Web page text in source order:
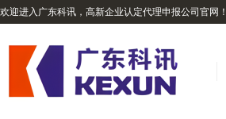
欢迎进入广东科讯，高新企业认定代理申报公司官网！